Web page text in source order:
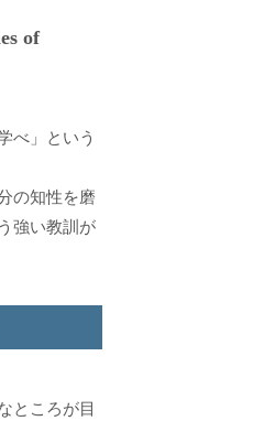
of
べ」という
の知性を磨
強い教訓が
ところが目